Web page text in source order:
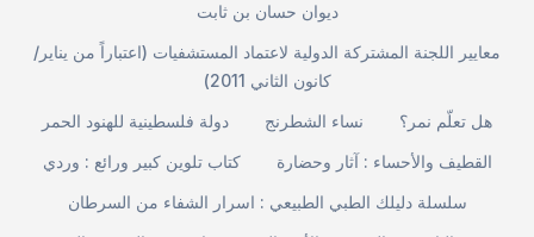
ديوان حسان بن ثابت
معايير اللجنة المشتركة الدولية لاعتماد المستشفيات (اعتباراً من يناير/
كانون الثاني 2011)
دولة فلسطينية للهنود الحمر
نساء الشطرنج
هل تعلّم نمر؟
كتاب تلوين كبير ورائع : وردي
القطيف والأحساء : آثار وحضارة
سلسلة دليلك الطبي الطبيعي : اسرار الشفاء من السرطان